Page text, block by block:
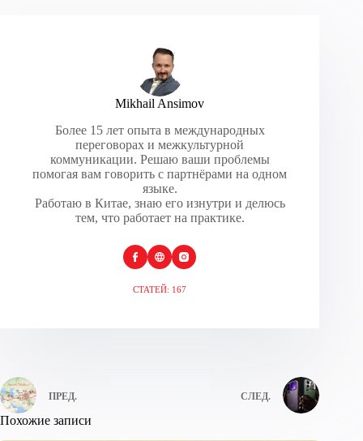
Mikhail Ansimov
Более 15 лет опыта в международных
переговорах и межкультурной
коммуникации. Решаю ваши проблемы
помогая вам говорить с партнёрами на одном
языке.
Работаю в Китае, знаю его изнутри и делюсь
тем, что работает на практике.
СТАТЕЙ: 167
ПРЕД. СЛЕД.
Похожие записи